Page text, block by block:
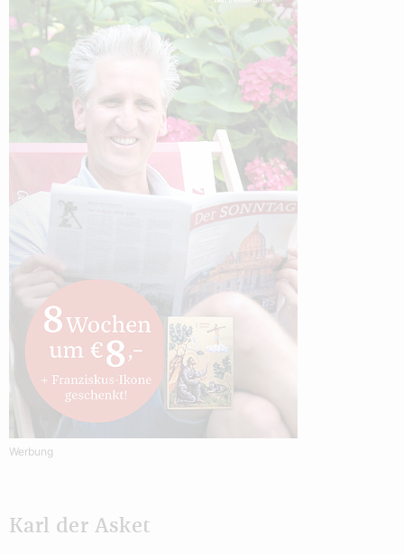
Werbung
Karl der Asket